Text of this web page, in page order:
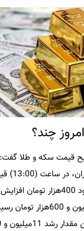
چند؟
قیمت‌ سکه و طلا
امروز
طرح جدید با حدود 400هزار
گذشته به 12میلیون و